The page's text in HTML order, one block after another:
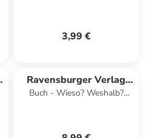
3,99 €
Ravensburger Verlag
GmbH
Buch - Wieso? Weshalb?